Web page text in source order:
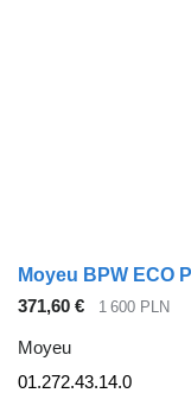
371,60 € 1 600 PLN
Moyeu
01.272.43.14.0